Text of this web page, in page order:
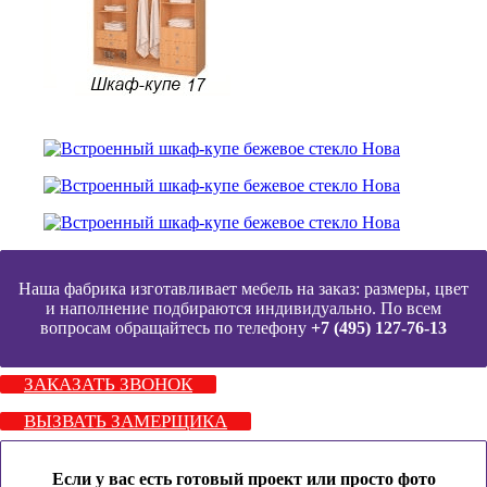
Наша фабрика изготавливает мебель на заказ: размеры, цвет
и наполнение подбираются индивидуально. По всем
вопросам обращайтесь по телефону +7 (495) 127-76-13
ЗАКАЗАТЬ ЗВОНОК
ВЫЗВАТЬ ЗАМЕРЩИКА
Если у вас есть готовый проект или просто фото